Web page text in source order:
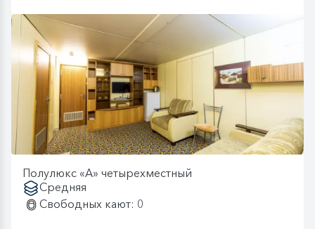
Полулюкс «А» четырехместный
Средняя
Свободных кают: 0